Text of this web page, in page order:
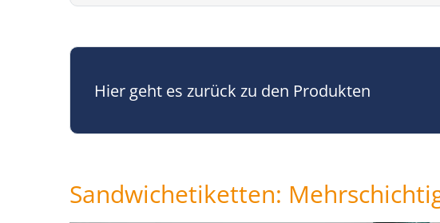
Hier geht es zurück zu den Produkten
Sandwichetiketten: